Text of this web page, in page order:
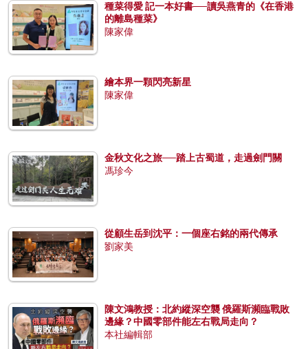
種菜得愛 記一本好書──讀吳燕青的《在香港
的離島種菜》
陳家偉
繪本界一顆閃亮新星
陳家偉
金秋文化之旅──踏上古蜀道，走過劍門關
馮珍今
從顧生岳到沈平：一個座右銘的兩代傳承
劉家美
陳文鴻教授：北約縱深空襲 俄羅斯瀕臨戰敗
邊緣？中國零部件能左右戰局走向？
本社編輯部